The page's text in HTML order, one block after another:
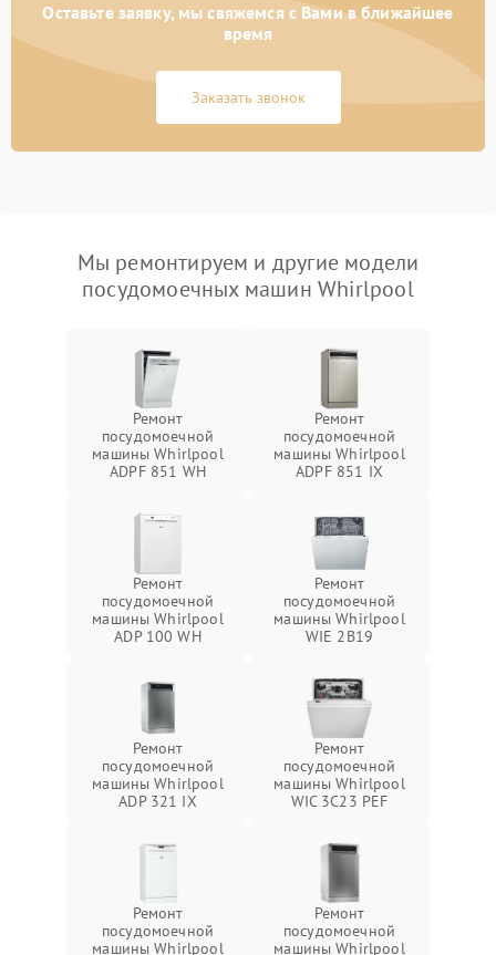
Оставьте заявку, мы свяжемся с Вами в ближайшее
время
Заказать звонок
Мы ремонтируем и другие модели
посудомоечных машин Whirlpool
Ремонт
посудомоечной
машины Whirlpool
ADPF 851 WH
Ремонт
посудомоечной
машины Whirlpool
ADPF 851 IX
Ремонт
посудомоечной
машины Whirlpool
ADP 100 WH
Ремонт
посудомоечной
машины Whirlpool
WIE 2B19
Ремонт
посудомоечной
машины Whirlpool
ADP 321 IX
Ремонт
посудомоечной
машины Whirlpool
WIC 3C23 PEF
Ремонт
посудомоечной
машины Whirlpool
Ремонт
посудомоечной
машины Whirlpool